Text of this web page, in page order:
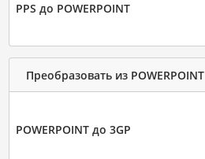
PPS до POWERPOINT
Преобразовать из POWERPOINT
POWERPOINT до 3GP